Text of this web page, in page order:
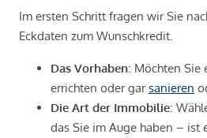
Im ersten Schritt fragen wir Sie
Eckdaten zum Wunschkredit.
Das Vorhaben: Möchten Sie
errichten oder garsanieren
Die Art der Immobilie:
das Sie im Auge haben – ist